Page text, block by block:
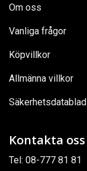
Om oss
Vanliga frågor
Köpvillkor
Allmänna villkor
Säkerhetsdatablad
Kontakta oss
Tel: 08-777 81 81